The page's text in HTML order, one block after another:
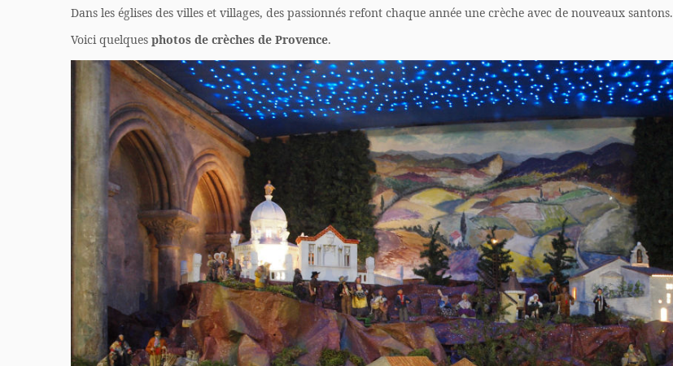
Dans les églises des villes et villages, des passionnés refont chaque année une crèche avec de nouveaux santons.
Voici quelques photos de crèches de Provence.